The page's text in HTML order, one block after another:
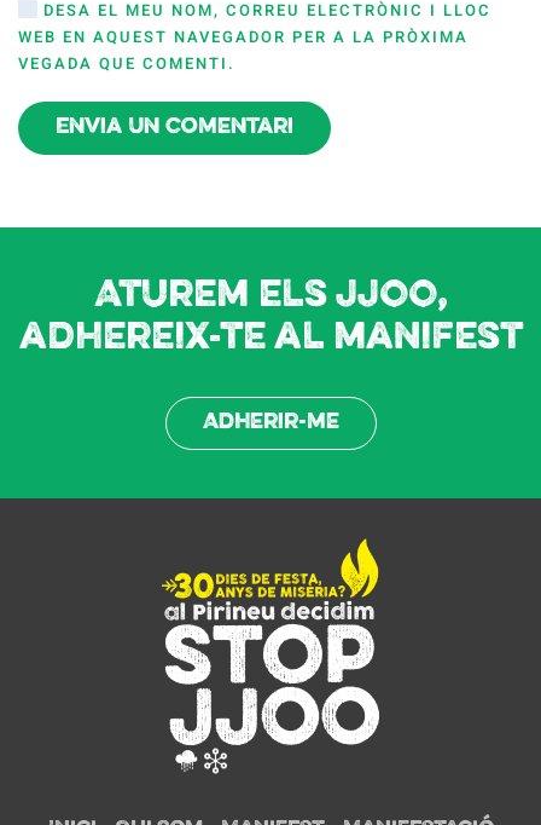
DESA EL MEU NOM, CORREU ELECTRÒNIC I LLOC
WEB EN AQUEST NAVEGADOR PER A LA PRÒXIMA
VEGADA QUE COMENTI.
Envia un comentari
Aturem els JJOO,
adhereix-te al manifest
Adherir-me